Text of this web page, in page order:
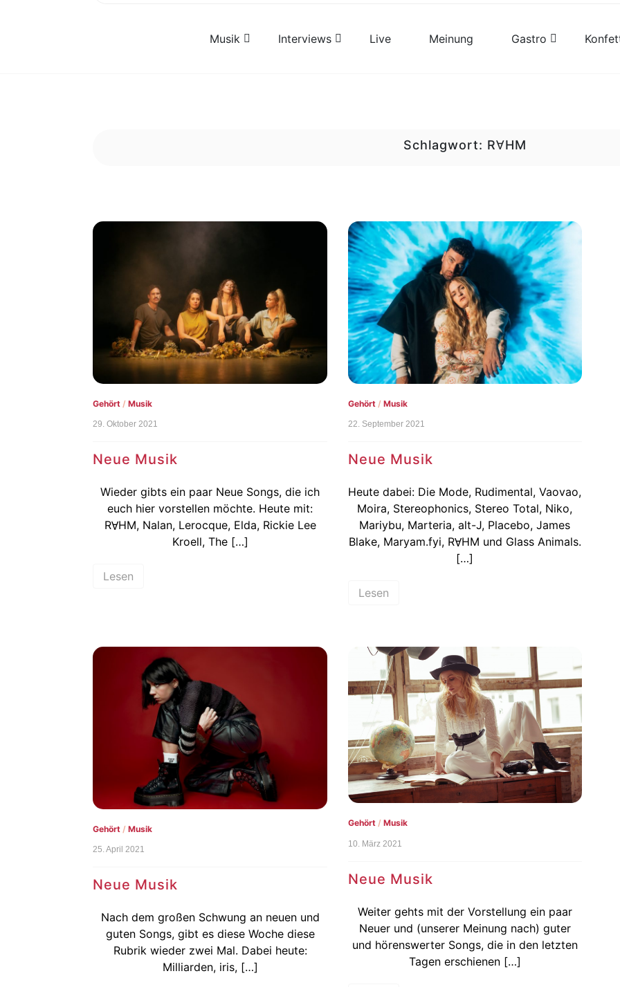
Musik Interviews Live Meinung Gastro
Schlagwort: RⱯHM
Gehört /Musik
29. Oktober 2021
Neue Musik
Wieder gibts ein paar Neue Songs, die ich
euch hier vorstellen möchte. Heute mit:
RⱯHM, Nalan, Lerocque, Elda, Rickie Lee
Kroell, The […]
Lesen
Gehört/ Musik
22. September 2021
Neue Musik
Heute dabei: Die Mode, Rudimental, Vaovao,
Moira, Stereophonics, Stereo Total, Niko,
Mariybu, Marteria, alt-J, Placebo, James
Blake, Maryam.fyi, RⱯHM und Glass Animals.
[…]
Lesen
Gehört /Musik
25. April 2021
Neue Musik
Nach dem großen Schwung an neuen und
guten Songs, gibt es diese Woche diese
Rubrik wieder zwei Mal. Dabei heute:
Milliarden, iris, […]
Gehört/ Musik
10. März 2021
Neue Musik
Weiter gehts mit der Vorstellung ein paar
Neuer und (unserer Meinung nach) guter
und hörenswerter Songs, die in den letzten
Tagen erschienen […]